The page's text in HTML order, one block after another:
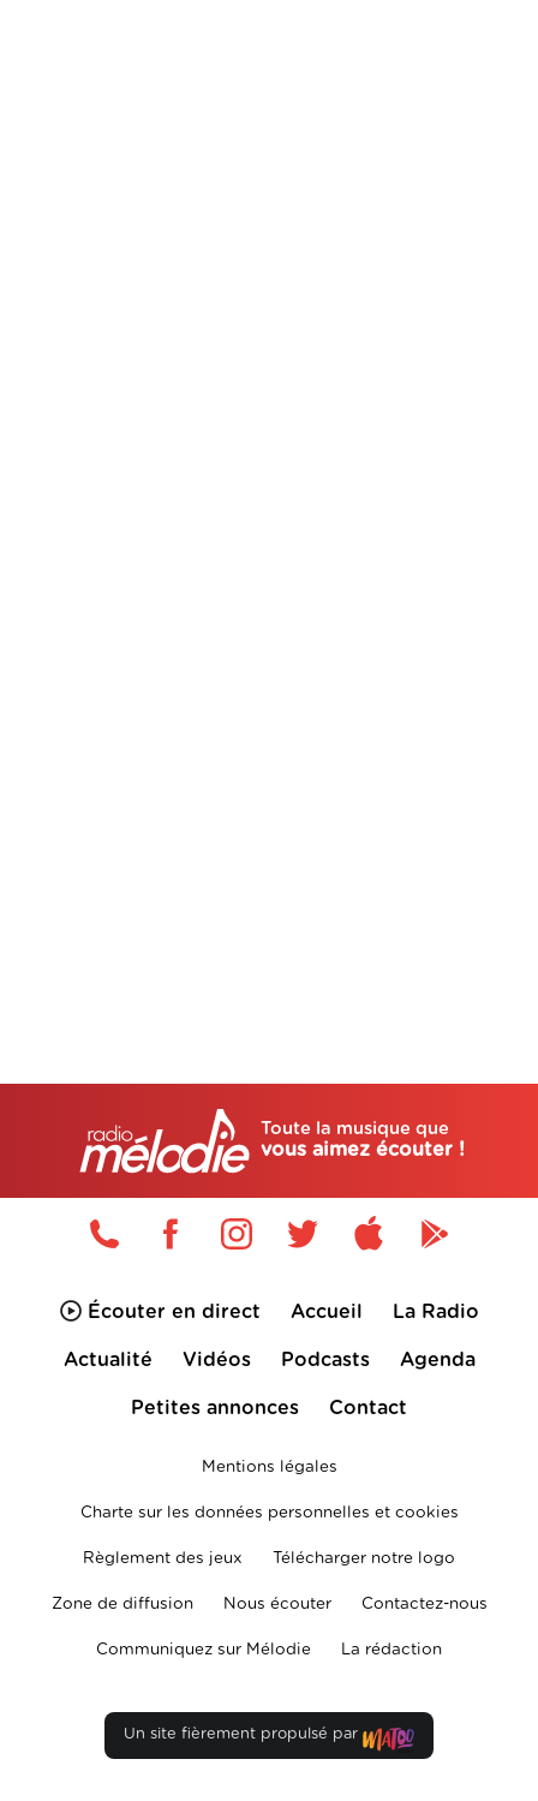
Toute la musique que
vous aimez écouter !
Écouter en direct Accueil La Radio
Actualité Vidéos Podcasts Agenda
Petites annonces Contact
Mentions légales
Charte sur les données personnelles et cookies
Règlement des jeux Télécharger notre logo
Zone de diffusion Nous écouter Contactez-nous
Communiquez sur Mélodie La rédaction
Un site fièrement propulsé par